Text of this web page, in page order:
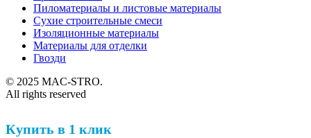
Пиломатериалы и листовые материалы
Сухие строительные смеси
Изоляционные материалы
Материалы для отделки
Гвозди
© 2025 MAC-STRO.
All rights reserved
Купить в 1 клик